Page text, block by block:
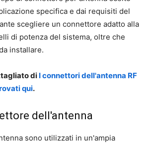
specifica e dai requisiti del
scegliere un connettore adatto alla
di potenza del sistema, oltre che
installare.
di I connettori dell'antenna RF
qui.
dell'antenna
sono utilizzati in un'ampia